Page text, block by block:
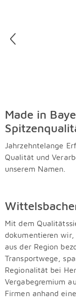
Made in
Jahrzehntelange
Qualität und
unserem Namen.
Mit dem
dokumentieren wir,
aus der Region
Transportwege,
Regionalität bei
Vergabegremium
Firmen anhand